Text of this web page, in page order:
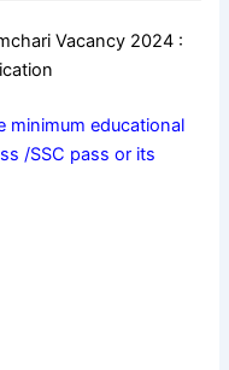
Vacancy 2024 :
minimum educational
/SSC pass or its